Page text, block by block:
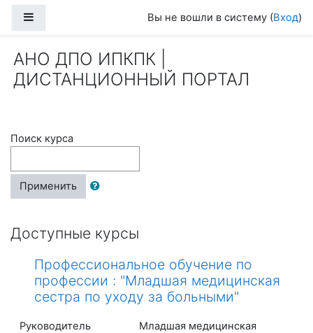
Вы не вошли в систему (Вход)
АНО ДПО ИПКПК |
ДИСТАНЦИОННЫЙ ПОРТАЛ
Поиск курса
Применить
Доступные курсы
Профессиональное обучение по
профессии : "Младшая медицинская
сестра по уходу за больными"
Младшая медицинская
Руководитель